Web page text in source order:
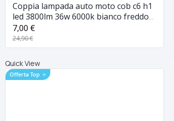
Coppia lampada auto moto cob c6 h1
led 3800lm 36w 6000k bianco freddo
digitale
7,00 €
24,90 €
Quick View
Offerta Top ⭐